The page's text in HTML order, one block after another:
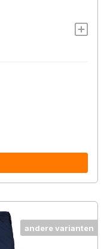
andere varianten